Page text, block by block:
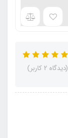
(دیدگاه 2 کاربر)